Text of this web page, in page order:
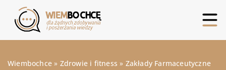
Wiembochce » Zdrowie i fitness » Zakłady Farmaceutyczne